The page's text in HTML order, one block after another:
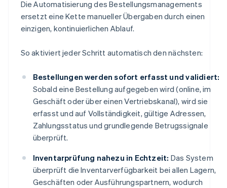
Die Automatisierung des Bestellungsmanagements
ersetzt eine Kette manueller Übergaben durch einen
einzigen, kontinuierlichen Ablauf.
So aktiviert jeder Schritt automatisch den nächsten:
Bestellungen werden sofort erfasst und validiert:
Sobald eine Bestellung aufgegeben wird (online, im
Geschäft oder über einen Vertriebskanal), wird sie
erfasst und auf Vollständigkeit, gültige Adressen,
Zahlungsstatus und grundlegende Betrugssignale
überprüft.
Inventarprüfung nahezu in Echtzeit: Das System
überprüft die Inventarverfügbarkeit bei allen Lagern,
Geschäften oder Ausführungspartnern, wodurch